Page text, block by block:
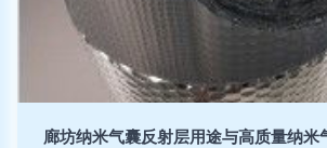
廊坊纳米气囊反射层用途与高质量纳米